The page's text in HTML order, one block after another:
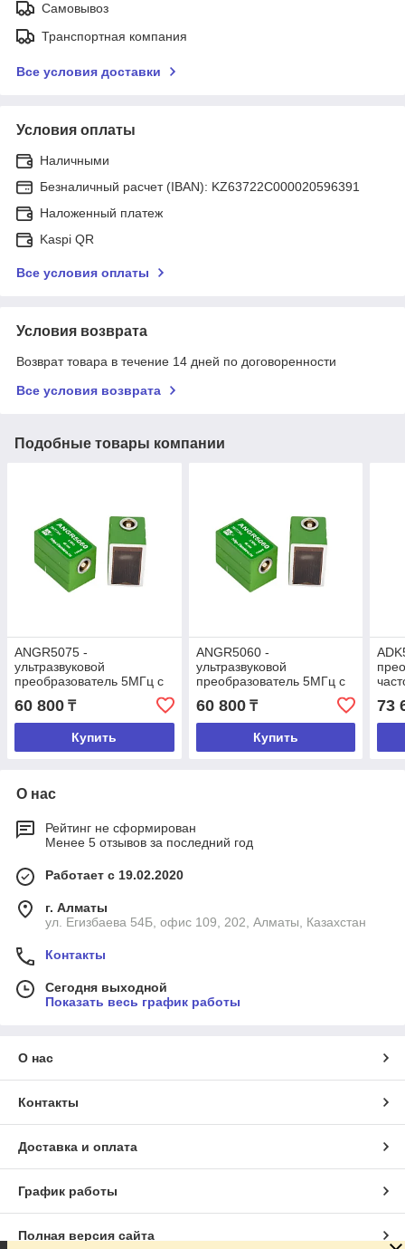
Самовывоз
Транспортная компания
Все условия доставки
Условия оплаты
Наличными
Безналичный расчет (IBAN): KZ63722C000020596391
Наложенный платеж
Kaspi QR
Все условия оплаты
Условия возврата
Возврат товара в течение 14 дней по договоренности
Все условия возврата
Подобные товары компании
ANGR5075 -
ультразвуковой
преобразователь 5МГц c
углом ввода 75 град.
60 800 ₸
Купить
ANGR5060 -
ультразвуковой
преобразователь 5МГц c
углом ввода 60 град.
60 800₸
Купить
73
О нас
Рейтинг не сформирован
Менее 5 отзывов за последний год
Работает с 19.02.2020
г. Алматы
ул. Егизбаева 54Б, офис 109, 202, Алматы, Казахстан
Контакты
Сегодня выходной
Показать весь график работы
О нас
Контакты
Доставка и оплата
График работы
Полная версия сайта